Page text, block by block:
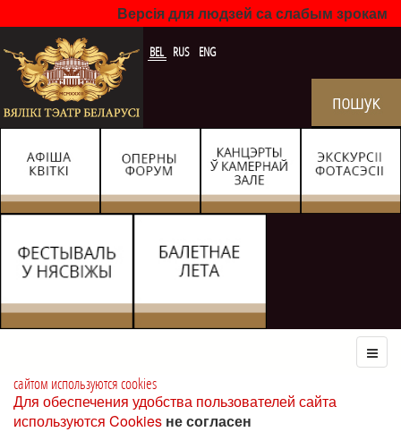
Версія для людзей са слабым зрокам
BEL RUS ENG
сайтом используются cookies
Для обеспечения удобства пользователей сайта
используются Cookies не согласен